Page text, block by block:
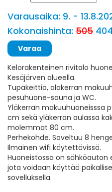
Varausaika: 9. -
Kokonaishinta: 505
Kelorakenteinen rivitalo
Kesäjärven alueella.
Tupakeittiö, alakerran
pesuhuone-sauna ja WC.
Yläkerran makuuhuoneisssa
cm sekä yläkerran aulassa
molemmat 80 cm.
Perhekohde. Soveltuu 8
Ilmainen wifi käytettävissä.
Huoneistossa on sähköauton
jota voidaan käyttää
sovelluksella.